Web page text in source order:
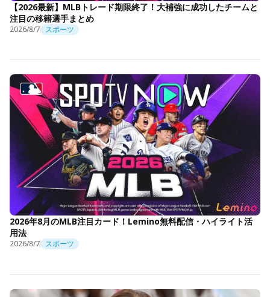
【2026最新】MLBトレード期限終了！大補強に成功したチームと
注目の移籍選手まとめ
2026/8/7 スポーツ
2026年8月のMLB注目カード！Lemino無料配信・ハイライト活
用法
2026/8/7 スポーツ